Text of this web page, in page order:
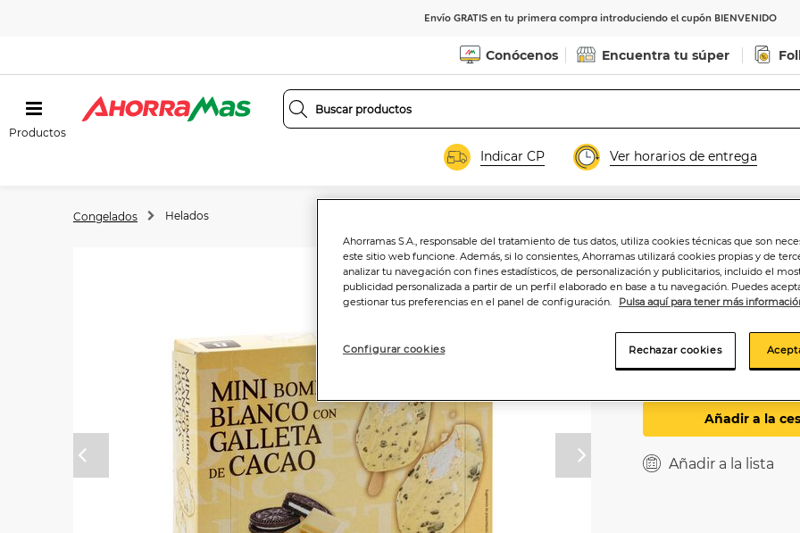
Envío GRATIS en tu primera compra introduciendo el cupón BIENVENIDO
Conócenos Encuentra tu súper
Productos
Indicar CP Ver horarios de entrega
Congelados Helados
Anterior Próximo
Helado bombón
3,50€
7,29€/litro
Añadir a la
Añadir a la lista
Ahorramas S.A., responsable del tratamiento de tus datos, utiliza cookies técnicas que son
este sitio web funcione. Además, si lo consientes, Ahorramas utilizará cookies propias y de
analizar tu navegación con fines estadísticos, de personalización y publicitarios, incluido el
publicidad personalizada a partir de un perfil elaborado en base a tu navegación. Puedes
gestionar tus preferencias en el panel de configuración.
Pulsa aquí para tener más
Configurar cookies Rechazar cookies